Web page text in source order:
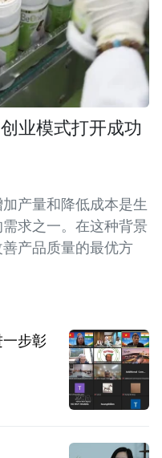
业模式打开成功
产量和降低成本是生
求之一。在这种背景
产品质量的最优方
步彰